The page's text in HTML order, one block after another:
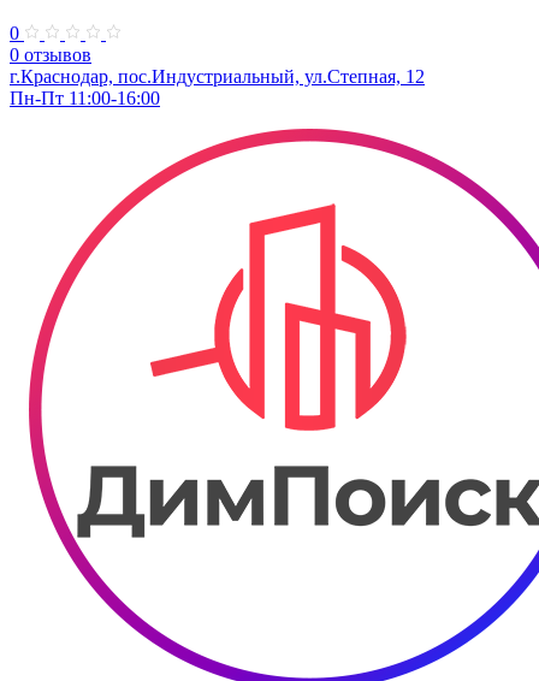
0
0 отзывов
г.Краснодар, пос.Индустриальный, ул.Степная, 12
Пн-Пт 11:00-16:00